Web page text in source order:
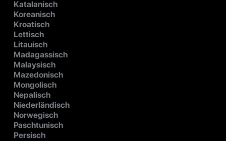
Katalanisch
Koreanisch
Kroatisch
Lettisch
Litauisch
Madagassisch
Malaysisch
Mazedonisch
Mongolisch
Nepalisch
Niederländisch
Norwegisch
Paschtunisch
Persisch